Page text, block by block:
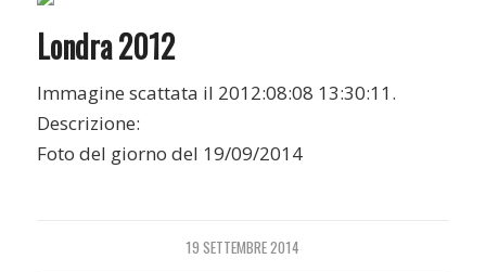
Londra 2012
Immagine scattata il 2012:08:08 13:30:11.
Descrizione:
Foto del giorno del 19/09/2014
19 SETTEMBRE 2014